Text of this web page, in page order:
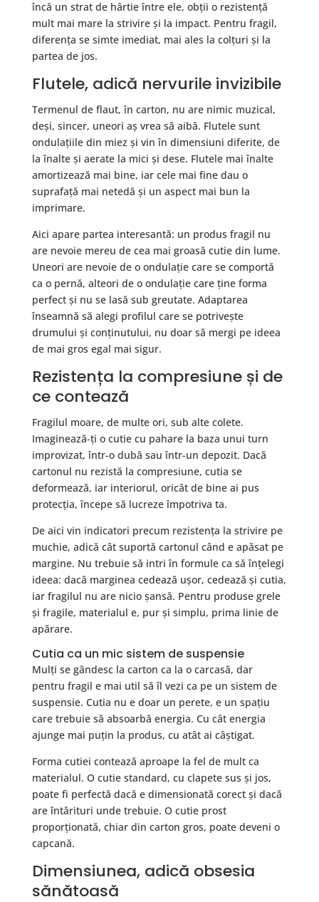
încă un strat de hârtie între ele, obții o rezistență
mult mai mare la strivire și la impact. Pentru fragil,
diferența se simte imediat, mai ales la colțuri și la
partea de jos.
Flutele, adică nervurile invizibile
Termenul de flaut, în carton, nu are nimic muzical,
deși, sincer, uneori aș vrea să aibă. Flutele sunt
ondulațiile din miez și vin în dimensiuni diferite, de
la înalte și aerate la mici și dese. Flutele mai înalte
amortizează mai bine, iar cele mai fine dau o
suprafață mai netedă și un aspect mai bun la
imprimare.
Aici apare partea interesantă: un produs fragil nu
are nevoie mereu de cea mai groasă cutie din lume.
Uneori are nevoie de o ondulație care se comportă
ca o pernă, alteori de o ondulație care ține forma
perfect și nu se lasă sub greutate. Adaptarea
înseamnă să alegi profilul care se potrivește
drumului și conținutului, nu doar să mergi pe ideea
de mai gros egal mai sigur.
Rezistența la compresiune și de
ce contează
Fragilul moare, de multe ori, sub alte colete.
Imaginează-ți o cutie cu pahare la baza unui turn
improvizat, într-o dubă sau într-un depozit. Dacă
cartonul nu rezistă la compresiune, cutia se
deformează, iar interiorul, oricât de bine ai pus
protecția, începe să lucreze împotriva ta.
De aici vin indicatori precum rezistența la strivire pe
muchie, adică cât suportă cartonul când e apăsat pe
margine. Nu trebuie să intri în formule ca să înțelegi
ideea: dacă marginea cedează ușor, cedează și cutia,
iar fragilul nu are nicio șansă. Pentru produse grele
și fragile, materialul e, pur și simplu, prima linie de
apărare.
Cutia ca un mic sistem de suspensie
Mulți se gândesc la carton ca la o carcasă, dar
pentru fragil e mai util să îl vezi ca pe un sistem de
suspensie. Cutia nu e doar un perete, e un spațiu
care trebuie să absoarbă energia. Cu cât energia
ajunge mai puțin la produs, cu atât ai câștigat.
Forma cutiei contează aproape la fel de mult ca
materialul. O cutie standard, cu clapete sus și jos,
poate fi perfectă dacă e dimensionată corect și dacă
are întărituri unde trebuie. O cutie prost
proporționată, chiar din carton gros, poate deveni o
capcană.
Dimensiunea, adică obsesia
sănătoasă